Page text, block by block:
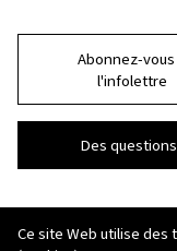
Abonnez-vous
l'infolettre
Des
Ce site Web utilise des